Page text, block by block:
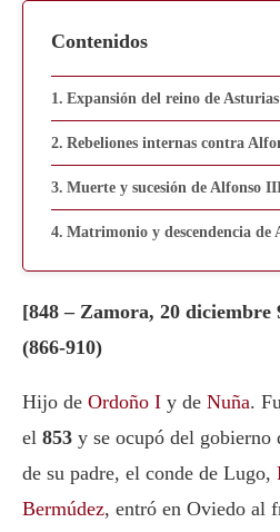
Contenidos
Expansión del reino de Asturias
Rebeliones internas contra
Muerte y sucesión de Alfonso
Matrimonio y descendencia de
[848 – Zamora, 20 diciembre
(866-910)
Hijo de Ordoño I y de Nuña.
el 853 y se ocupó del
de su padre, el conde de Lugo,
Bermúdez, entró en Oviedo al